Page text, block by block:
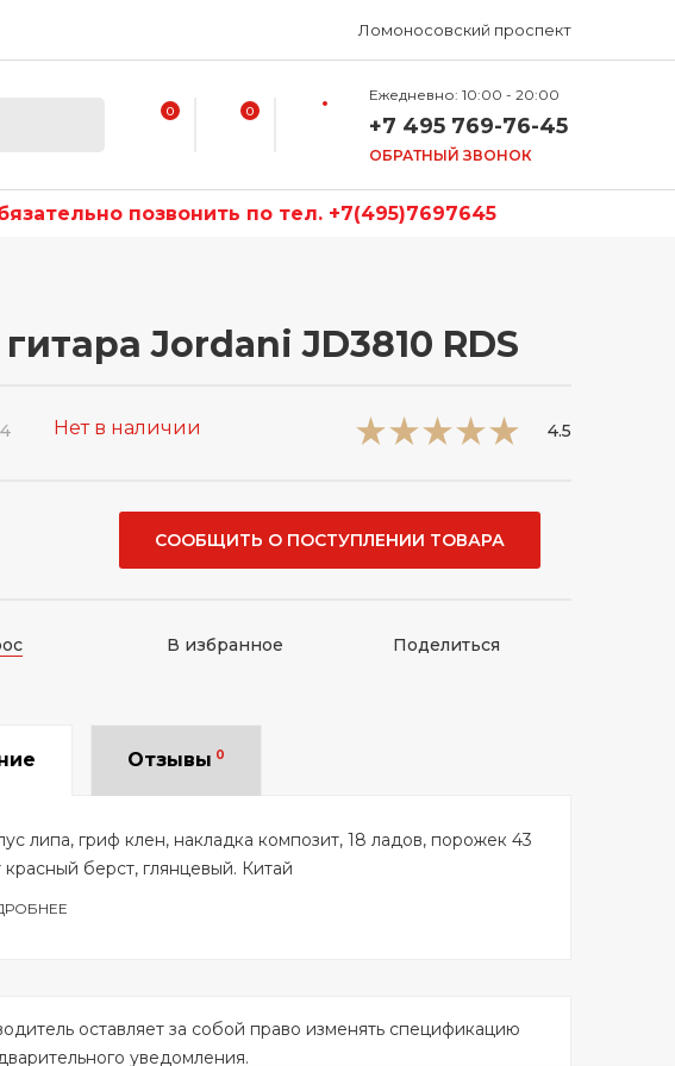
Ломоносовский проспект
0 0
Ежедневно: 10:00 - 20:00
+7 495 769-76-45
ОБРАТНЫЙ ЗВОНОК
позвонить по тел. +7(495)7697645
Jordani JD3810 RDS
Нет в наличии 4.5
СООБЩИТЬ О ПОСТУПЛЕНИИ ТОВАРА
В избранное Поделиться
Отзывы 0
липа, гриф клен, накладка композит, 18 ладов, порожек 43
красный берст, глянцевый. Китай
оставляет за собой право изменять спецификацию
уведомления.